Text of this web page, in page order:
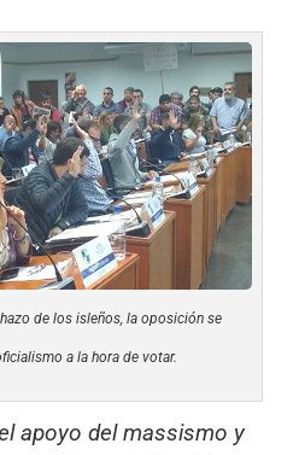
de los isleños, la oposición se
a la hora de votar.
apoyo del massismo y